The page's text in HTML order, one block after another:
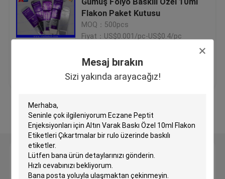
Mesaj bırakın
Sizi yakında arayacağız!
Özel Holografik Etiketler
Plastik şişeler hap
İlaç ambalaj kutusu
Flakon Paket Kutusu
MOQ：500pcs
Fiyat：US$0.001/pc-US$0.4/pc
En iyi fiyat
Daha fazla göster
Mesaj bırakın
Sizi yakında arayacağız!